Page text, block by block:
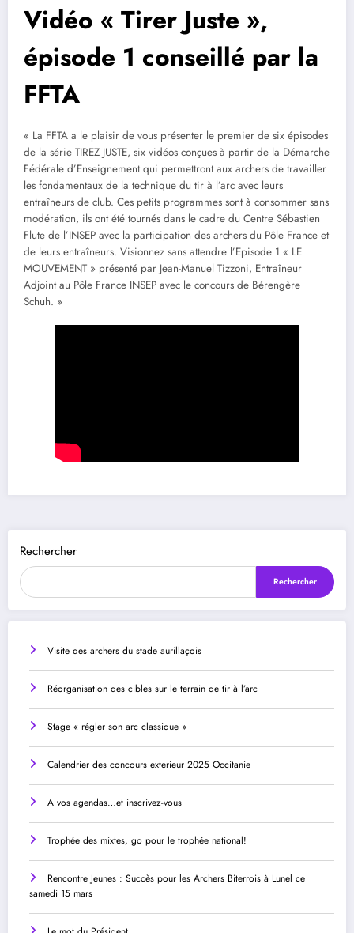
Vidéo « Tirer Juste »,
épisode 1 conseillé par la
FFTA
« La FFTA a le plaisir de vous présenter le premier de six épisodes
de la série TIREZ JUSTE, six vidéos conçues à partir de la Démarche
Fédérale d’Enseignement qui permettront aux archers de travailler
les fondamentaux de la technique du tir à l’arc avec leurs
entraîneurs de club. Ces petits programmes sont à consommer sans
modération, ils ont été tournés dans le cadre du Centre Sébastien
Flute de l’INSEP avec la participation des archers du Pôle France et
de leurs entraîneurs. Visionnez sans attendre l’Episode 1 « LE
MOUVEMENT » présenté par Jean-Manuel Tizzoni, Entraîneur
Adjoint au Pôle France INSEP avec le concours de Bérengère
Schuh. »
Rechercher
Rechercher
Visite des archers du stade aurillaçois
Réorganisation des cibles sur le terrain de tir à l’arc
Stage « régler son arc classique »
Calendrier des concours exterieur 2025 Occitanie
A vos agendas…et inscrivez-vous
Trophée des mixtes, go pour le trophée national!
Rencontre Jeunes : Succès pour les Archers Biterrois à Lunel ce
samedi 15 mars